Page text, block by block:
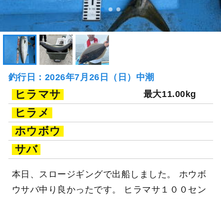
釣行日：2026年7月26日（日）中潮
ヒラマサ 最大11.00kg
ヒラメ
ホウボウ
サバ
本日、スロージギングで出船しました。 ホウボ
ウサバ中り良かったです。 ヒラマサ１００セン